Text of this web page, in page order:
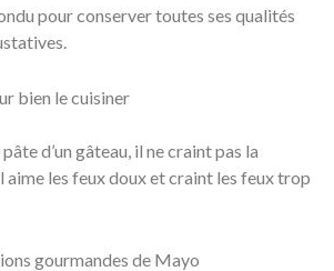
pour conserver toutes ses qualités
bien le cuisiner
d’un gâteau, il ne craint pas la
aime les feux doux et craint les feux trop
gourmandes de Mayo